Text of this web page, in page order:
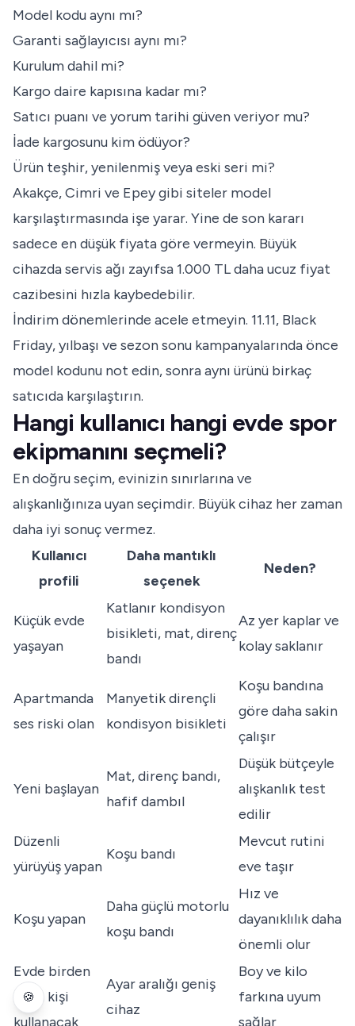
Model kodu aynı mı?
Garanti sağlayıcısı aynı mı?
Kurulum dahil mi?
Kargo daire kapısına kadar mı?
Satıcı puanı ve yorum tarihi güven veriyor mu?
İade kargosunu kim ödüyor?
Ürün teşhir, yenilenmiş veya eski seri mi?
Akakçe, Cimri ve Epey gibi siteler model
karşılaştırmasında işe yarar. Yine de son kararı
sadece en düşük fiyata göre vermeyin. Büyük
cihazda servis ağı zayıfsa 1.000 TL daha ucuz fiyat
cazibesini hızla kaybedebilir.
İndirim dönemlerinde acele etmeyin. 11.11, Black
Friday, yılbaşı ve sezon sonu kampanyalarında önce
model kodunu not edin, sonra aynı ürünü birkaç
satıcıda karşılaştırın.
Hangi kullanıcı hangi evde spor
ekipmanını seçmeli?
En doğru seçim, evinizin sınırlarına ve
alışkanlığınıza uyan seçimdir. Büyük cihaz her zaman
daha iyi sonuç vermez.
Kullanıcı
profili
Daha mantıklı
seçenek
Neden?
Küçük evde
yaşayan
Katlanır kondisyon
bisikleti, mat, direnç
bandı
Az yer kaplar ve
kolay saklanır
Apartmanda
ses riski olan
Manyetik dirençli
kondisyon bisikleti
Koşu bandına
göre daha sakin
çalışır
Yeni başlayan
Mat, direnç bandı,
hafif dambıl
Düşük bütçeyle
alışkanlık test
edilir
Düzenli
yürüyüş yapan
Koşu bandı
Mevcut rutini
eve taşır
Koşu yapan
Daha güçlü motorlu
koşu bandı
Hız ve
dayanıklılık daha
önemli olur
Evde birden
fazla kişi
kullanacak
Ayar aralığı geniş
cihaz
Boy ve kilo
farkına uyum
sağlar
🍪